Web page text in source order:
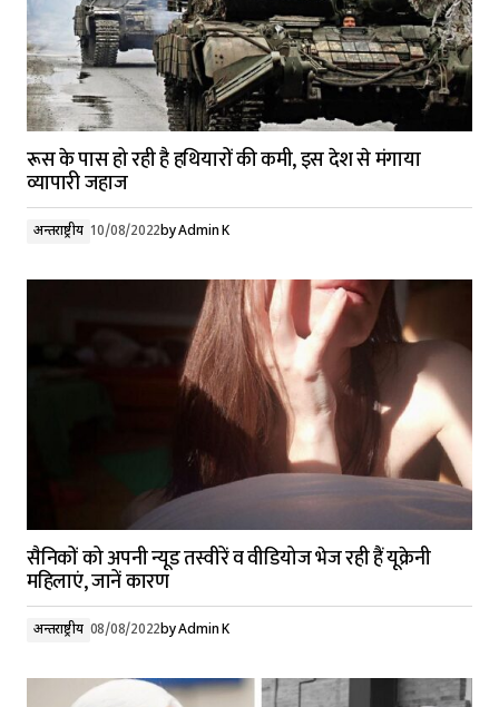
रूस के पास हो रही है हथियारों की कमी, इस देश से मंगाया
व्यापारी जहाज
अन्तर्राष्ट्रीय 10/08/2022byAdmin K
सैनिकों को अपनी न्यूड तस्वीरें व वीडियोज भेज रही हैं यूक्रेनी
महिलाएं, जानें कारण
अन्तर्राष्ट्रीय 08/08/2022byAdmin K